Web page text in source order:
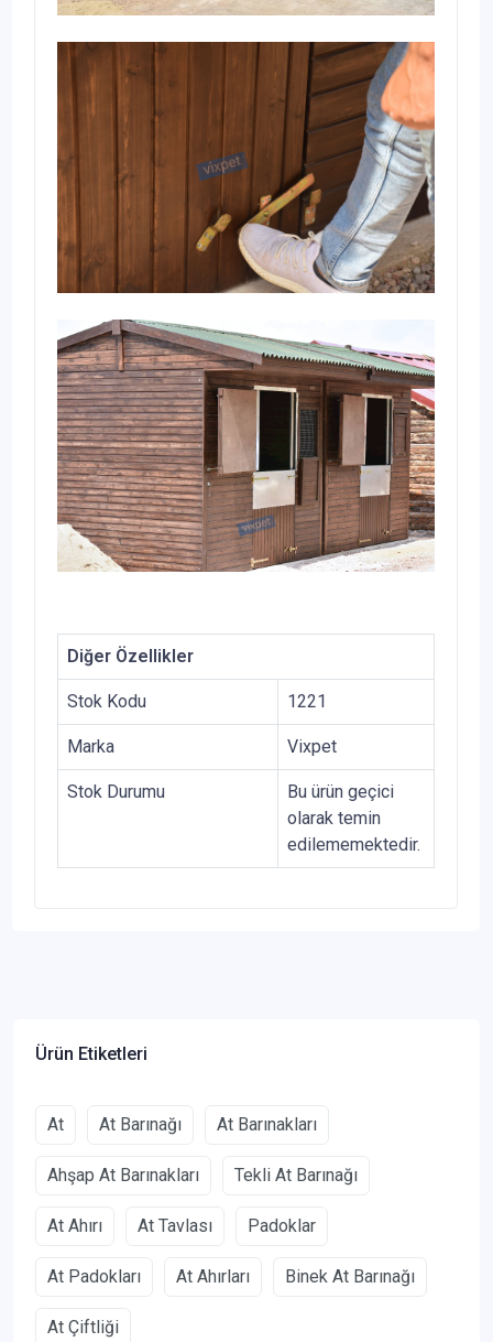
Diğer Özellikler
Stok Kodu 1221
Marka Vixpet
Stok Durumu
Bu ürün geçici
olarak temin
edilememektedir.
Ürün Etiketleri
At At Barınağı At Barınakları
Ahşap At Barınakları Tekli At Barınağı
At Ahırı At Tavlası Padoklar
At Padokları At Ahırları Binek At Barınağı
At Çiftliği